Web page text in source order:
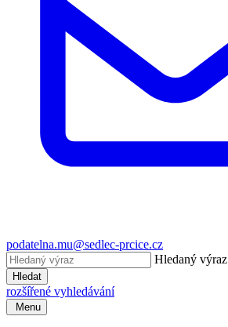
podatelna.mu@sedlec-prcice.cz
Hledaný výraz
Hledat
rozšířené vyhledávání
Menu